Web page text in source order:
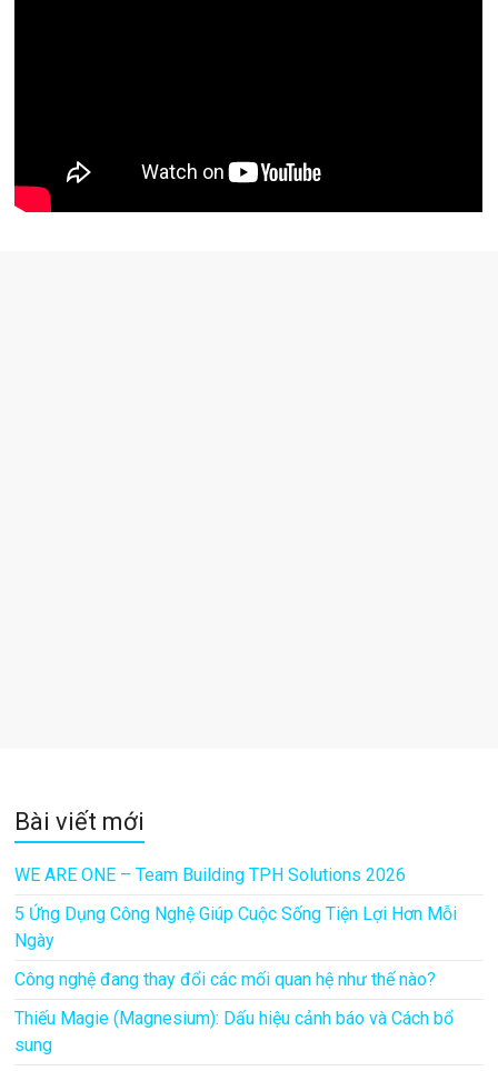
Bài viết mới
WE ARE ONE – Team Building TPH Solutions 2026
5 Ứng Dụng Công Nghệ Giúp Cuộc Sống Tiện Lợi Hơn Mỗi
Ngày
Công nghệ đang thay đổi các mối quan hệ như thế nào?
Thiếu Magie (Magnesium): Dấu hiệu cảnh báo và Cách bổ
sung